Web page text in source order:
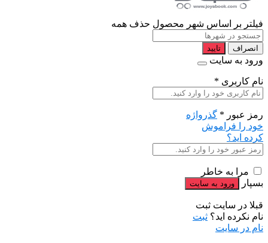
فیلتر بر اساس شهر محصول حذف همه
انصراف تایید
ورود به سایت
نام کاربری *
رمز عبور * گذرواژه
خود را فراموش
کرده اید؟
مرا به خاطر
بسپار
قبلا در سایت ثبت
نام نکرده اید؟ ثبت
نام در سایت